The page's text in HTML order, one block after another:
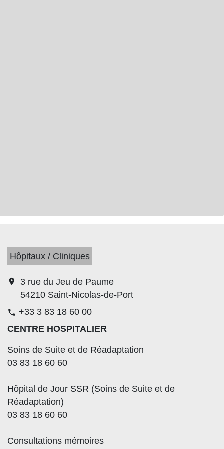
Hôpitaux / Cliniques
location_on
3 rue du Jeu de Paume
54210 Saint-Nicolas-de-Port
phone +33 3 83 18 60 00
CENTRE HOSPITALIER
Soins de Suite et de Réadaptation
03 83 18 60 60
Hôpital de Jour SSR (Soins de Suite et de
Réadaptation)
03 83 18 60 60
Consultations mémoires